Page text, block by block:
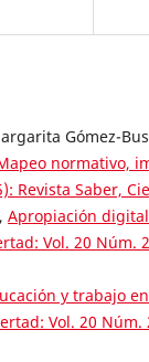
Gómez-
normativo,
Revista Saber,
Apropiación
Vol. 20 Núm.
y trabajo
Vol. 20